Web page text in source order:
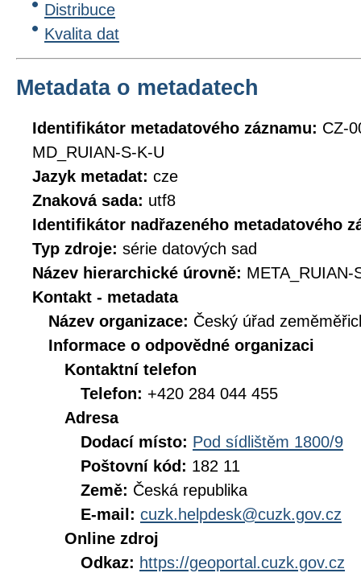
Distribuce
Kvalita dat
Metadata o metadatech
Identifikátor metadatového záznamu: CZ-
MD_RUIAN-S-K-U
Jazyk metadat: cze
Znaková sada: utf8
Identifikátor nadřazeného metadatového
Typ zdroje: série datových sad
Název hierarchické úrovně: META_RUIAN-
Kontakt - metadata
Název organizace: Český úřad
Informace o odpovědné organizaci
Kontaktní telefon
Telefon: +420 284 044 455
Adresa
Dodací místo: Pod sídlištěm 1800/9
Poštovní kód: 182 11
Země: Česká republika
E-mail: cuzk.helpdesk@cuzk.gov.cz
Online zdroj
Odkaz: https://geoportal.cuzk.gov.cz